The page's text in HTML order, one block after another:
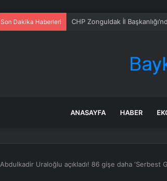
Son Dakika Haberleri İzmir’de Bisicab Projesi
ANASAYFA HABER
Abdulkadir Uraloğlu açıkladı! 86 gişe daha ‘Serbest